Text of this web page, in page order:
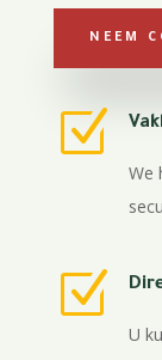
NEEM
Z
We
Z
U